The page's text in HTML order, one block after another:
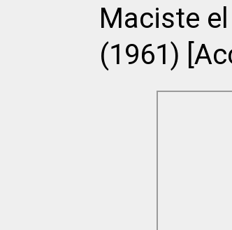
Maciste
(1961)